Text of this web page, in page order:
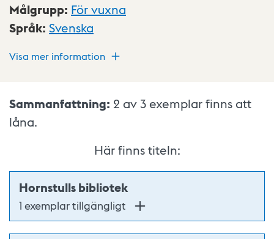
Målgrupp: För vuxna
Språk: Svenska
Visa mer information
Sammanfattning: 2 av 3 exemplar finns att
låna.
Här finns titeln:
Hornstulls bibliotek
1 exemplar tillgängligt